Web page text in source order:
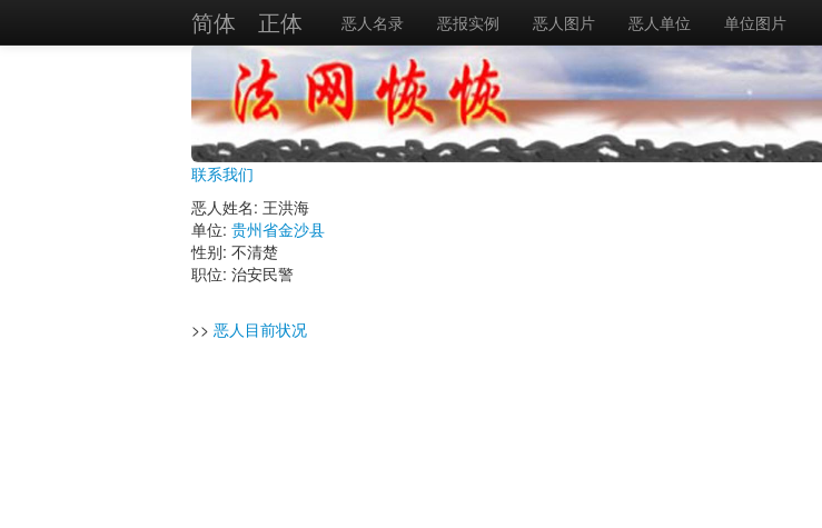
简体 正体 恶人名录 恶报实例 恶人图片 恶人单位 单位图片
联系我们
恶人姓名: 王洪海
单位: 贵州省金沙县
性别: 不清楚
职位: 治安民警
>> 恶人目前状况